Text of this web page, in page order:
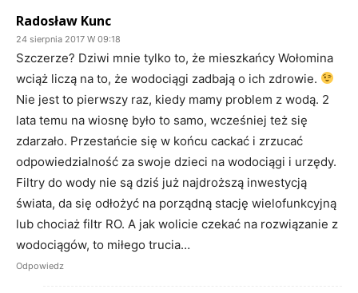
Radosław Kunc
24 sierpnia 2017 W 09:18
Szczerze? Dziwi mnie tylko to, że mieszkańcy Wołomina
wciąż liczą na to, że wodociągi zadbają o ich zdrowie.
Nie jest to pierwszy raz, kiedy mamy problem z wodą. 2
lata temu na wiosnę było to samo, wcześniej też się
zdarzało. Przestańcie się w końcu cackać i zrzucać
odpowiedzialność za swoje dzieci na wodociągi i urzędy.
Filtry do wody nie są dziś już najdroższą inwestycją
świata, da się odłożyć na porządną stację wielofunkcyjną
lub chociaż filtr RO. A jak wolicie czekać na rozwiązanie z
wodociągów, to miłego trucia…
Odpowiedz